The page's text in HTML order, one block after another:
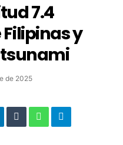
7.4
y
de 2025